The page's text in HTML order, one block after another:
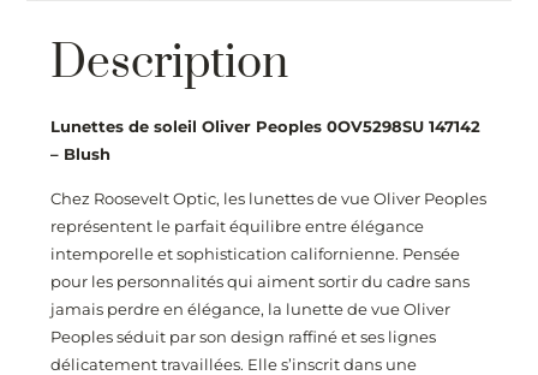
Description
Lunettes de soleil Oliver Peoples 0OV5298SU 147142
– Blush
Chez Roosevelt Optic, les lunettes de vue Oliver Peoples
représentent le parfait équilibre entre élégance
intemporelle et sophistication californienne. Pensée
pour les personnalités qui aiment sortir du cadre sans
jamais perdre en élégance, la lunette de vue Oliver
Peoples séduit par son design raffiné et ses lignes
délicatement travaillées. Elle s’inscrit dans une